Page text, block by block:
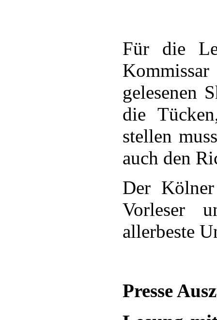
Für die
gelesenen
die
stellen
auch den
Der
Vorleser
allerbeste
Presse